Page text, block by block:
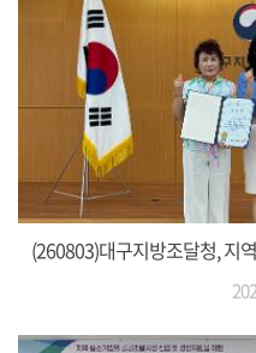
(260803)대구지방조달청, 지